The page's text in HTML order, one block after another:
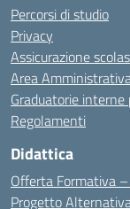
Percorsi di studio
Privacy
Assicurazione
Area
Graduatorie
Regolamenti
Didattica
Offerta Formativa –
Progetto Alternativa